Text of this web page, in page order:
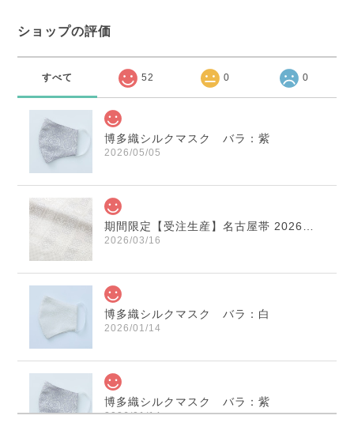
ショップの評価
すべて 52 0 0
博多織シルクマスク バラ：紫
2026/05/05
期間限定【受注生産】名古屋帯 2026年干支献上 「午」変わり献上 市松：白×薄鼠
2026/03/16
博多織シルクマスク バラ：白
2026/01/14
博多織シルクマスク バラ：紫
2026/01/14